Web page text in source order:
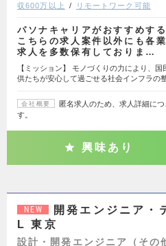
収600万以上
リモートワーク可能
パソナキャリアがおすすめする
こちらの求人案件以外にも各
求人を多数保有しておりま…
【ミッション】 モノづくりの力により、
供たちが安心して過ごせる社会インフラの
会社概要
匿名求人のため、求人詳細に
す。
興味あり
NEW
開発エンジニア・
L 東京
設計・開発エンジニア（その